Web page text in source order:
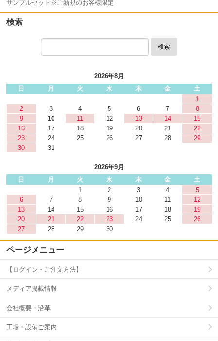
サンプルセット※ご新規のお客様限定
検索
検索
2026年8月
日
月 火 水 木 金
土
1
2
3 4 5 6 7
8
9
10 11 12 13 14
15
16
17 18 19 20 21
22
23
24 25 26 27 28
29
30
31
2026年9月
日
月 火 水 木 金
土
1
2 3 4
5
6
7 8 9 10 11
12
13
14 15 16 17 18
19
20
21 22 23 24 25
26
27
28 29 30
ページメニュー
【ログイン・ご注文方法】
メディア掲載情報
会社概要・沿革
工場・設備ご案内